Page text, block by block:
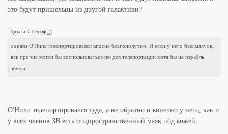
это будут пришельцы из другой галактики?
Цитата Kitten ( )
однако О'Нилл телепортировался вполне благополучно. И если у него был маячок,
все прочие могли бы воспользоваться им для телепортации хотя бы на корабль
землян.
О'Нилл телепортировался туда, а не обратно и конечно у него, как и
у всех членов ЗВ есть подпространственный маяк под кожей.